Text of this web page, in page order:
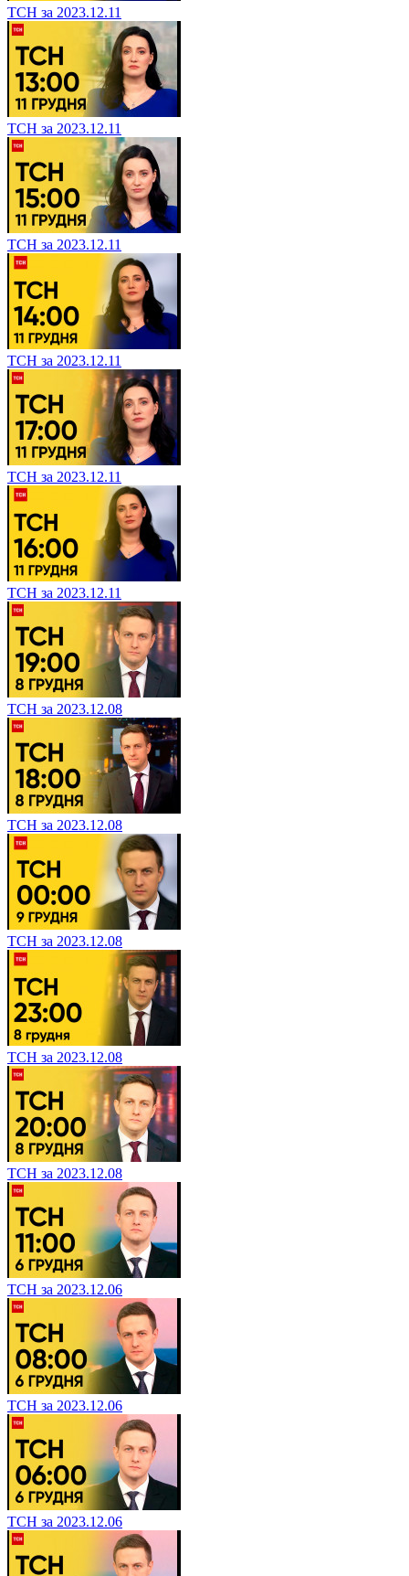
ТСН за 2023.12.11
ТСН за 2023.12.11
ТСН за 2023.12.11
ТСН за 2023.12.11
ТСН за 2023.12.11
ТСН за 2023.12.11
ТСН за 2023.12.08
ТСН за 2023.12.08
ТСН за 2023.12.08
ТСН за 2023.12.08
ТСН за 2023.12.08
ТСН за 2023.12.06
ТСН за 2023.12.06
ТСН за 2023.12.06